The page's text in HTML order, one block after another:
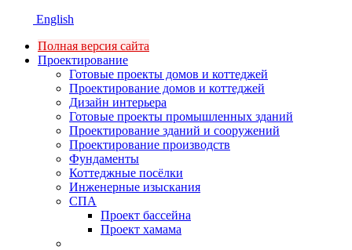
English
Полная версия сайта
Проектирование
Готовые проекты домов и коттеджей
Проектирование домов и коттеджей
Дизайн интерьера
Готовые проекты промышленных зданий
Проектирование зданий и сооружений
Проектирование производств
Фундаменты
Коттеджные посёлки
Инженерные изыскания
СПА
Проект бассейна
Проект хамама